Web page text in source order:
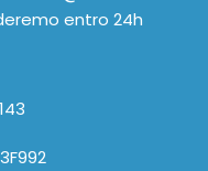
entro 24h